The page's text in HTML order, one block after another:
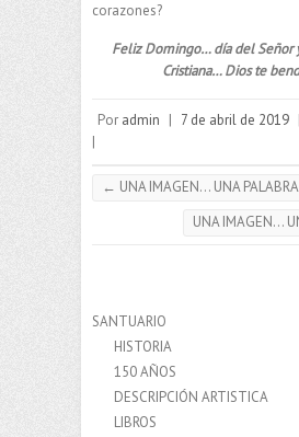
corazones?
Feliz Domingo… día del Señor
Cristiana… Dios te
Por admin | 7 de abril de 2019
|
← UNA IMAGEN… UNA PALABRA
UNA IMAGEN…
SANTUARIO
HISTORIA
150 AÑOS
DESCRIPCIÓN ARTISTICA
LIBROS